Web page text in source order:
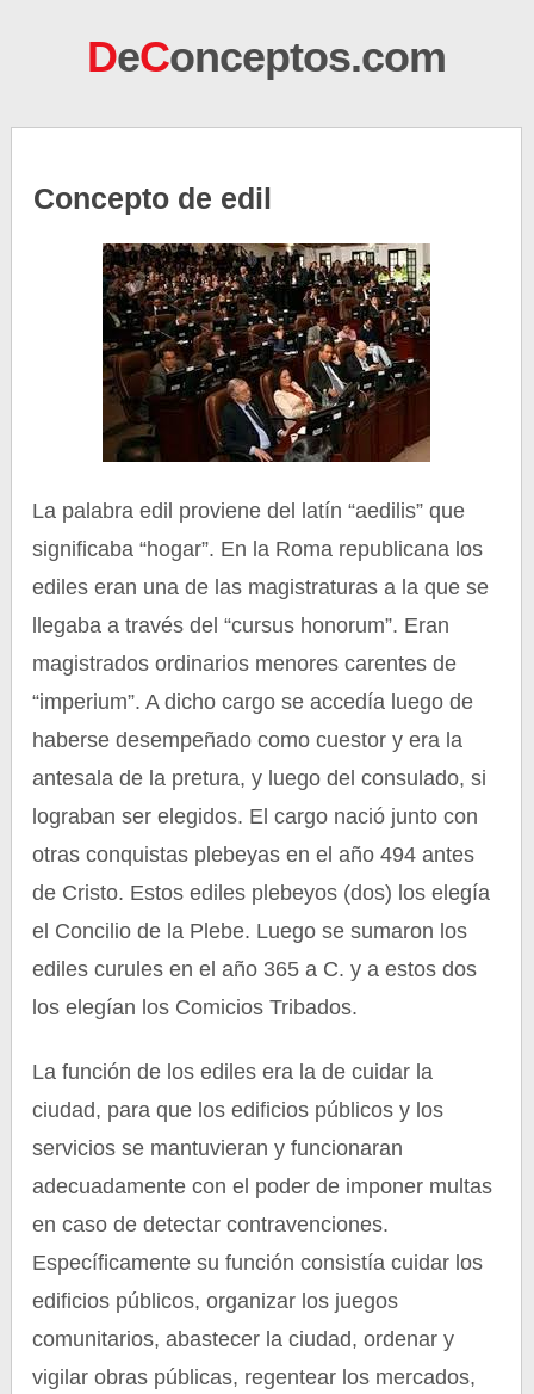
DeConceptos.com
Concepto de edil
La palabra edil proviene del latín “aedilis” que
significaba “hogar”. En la Roma republicana los
ediles eran una de las magistraturas a la que se
llegaba a través del “cursus honorum”. Eran
magistrados ordinarios menores carentes de
“imperium”. A dicho cargo se accedía luego de
haberse desempeñado como cuestor y era la
antesala de la pretura, y luego del consulado, si
lograban ser elegidos. El cargo nació junto con
otras conquistas plebeyas en el año 494 antes
de Cristo. Estos ediles plebeyos (dos) los elegía
el Concilio de la Plebe. Luego se sumaron los
ediles curules en el año 365 a C. y a estos dos
los elegían los Comicios Tribados.
La función de los ediles era la de cuidar la
ciudad, para que los edificios públicos y los
servicios se mantuvieran y funcionaran
adecuadamente con el poder de imponer multas
en caso de detectar contravenciones.
Específicamente su función consistía cuidar los
edificios públicos, organizar los juegos
comunitarios, abastecer la ciudad, ordenar y
vigilar obras públicas, regentear los mercados,